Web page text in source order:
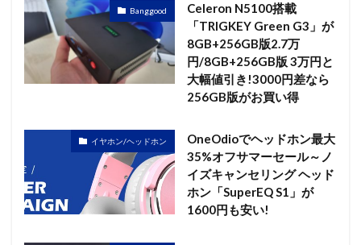
Banggood
Celeron N5100搭載
「TRIGKEY Green G3」が
8GB+256GB版2.7万
円/8GB+256GB版 3万円と
大幅値引き!3000円差なら
256GB版がお買い得
イヤホン/ヘッドホン
OneOdioでヘッドホン最大
35%オフサマーセール～ノ
イズキャンセリング ヘッド
ホン「SuperEQ S1」が
1600円も安い!